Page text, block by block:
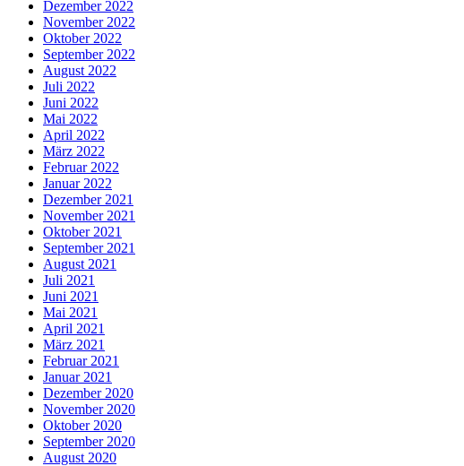
Dezember 2022
November 2022
Oktober 2022
September 2022
August 2022
Juli 2022
Juni 2022
Mai 2022
April 2022
März 2022
Februar 2022
Januar 2022
Dezember 2021
November 2021
Oktober 2021
September 2021
August 2021
Juli 2021
Juni 2021
Mai 2021
April 2021
März 2021
Februar 2021
Januar 2021
Dezember 2020
November 2020
Oktober 2020
September 2020
August 2020